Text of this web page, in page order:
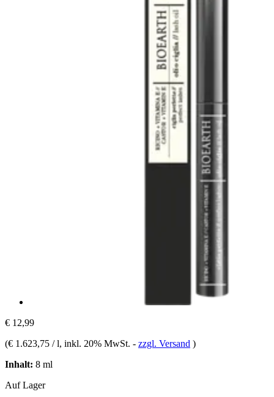
€ 12,99
(€ 1.623,75 / l, inkl. 20% MwSt. - zzgl. Versand )
Inhalt: 8 ml
Auf Lager